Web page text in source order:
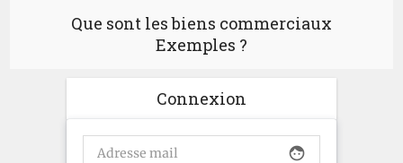
Que sont les biens commerciaux
Exemples ?
Connexion
face